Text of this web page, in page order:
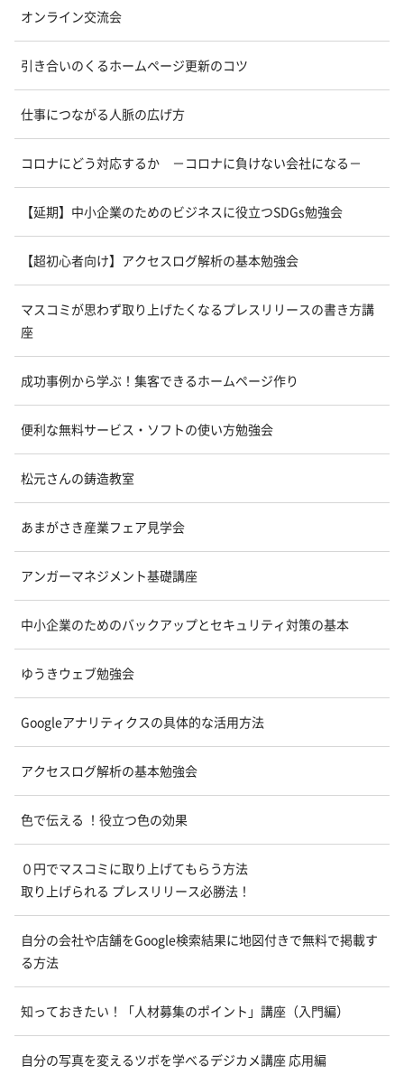
オンライン交流会
引き合いのくるホームページ更新のコツ
仕事につながる人脈の広げ方
コロナにどう対応するか －コロナに負けない会社になる－
【延期】中小企業のためのビジネスに役立つSDGs勉強会
【超初心者向け】アクセスログ解析の基本勉強会
マスコミが思わず取り上げたくなるプレスリリースの書き方講
座
成功事例から学ぶ！集客できるホームページ作り
便利な無料サービス・ソフトの使い方勉強会
松元さんの鋳造教室
あまがさき産業フェア見学会
アンガーマネジメント基礎講座
中小企業のためのバックアップとセキュリティ対策の基本
ゆうきウェブ勉強会
Googleアナリティクスの具体的な活用方法
アクセスログ解析の基本勉強会
色で伝える ！役立つ色の効果
０円でマスコミに取り上げてもらう方法
取り上げられる プレスリリース必勝法！
自分の会社や店舗をGoogle検索結果に地図付きで無料で掲載す
る方法
知っておきたい！「人材募集のポイント」講座（入門編）
自分の写真を変えるツボを学べるデジカメ講座 応用編